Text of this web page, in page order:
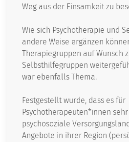
Weg aus der Einsamkeit zu
Wie sich Psychotherapie und
andere Weise ergänzen
Therapiegruppen auf Wunsch
Selbsthilfegruppen
war ebenfalls Thema.
Festgestellt wurde, dass es für
Psychotherapeuten*innen
psychosoziale
Angebote in ihrer Region